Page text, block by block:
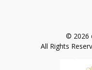
© 2026
All Rights